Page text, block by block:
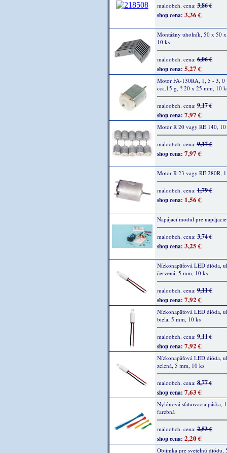
maloobch. cena:3,86 €
shop cena: 3,36 €
Montážny uholník, 50 x 50
10 ks
maloobch. cena:6,06 €
shop cena: 5,27 €
Motor FA-130RA, 1, 5 - 3, 0
cca.15 g, ? 20 x 25 mm, 10
maloobch. cena:9,17 €
shop cena: 7,97 €
Motor R 20 vagy RE 140, 10
maloobch. cena:9,17 €
shop cena: 7,97 €
Motor R 23 vagy RE 280R,
maloobch. cena:1,79 €
shop cena: 1,56 €
Napájací modul pre
maloobch. cena:3,74 €
shop cena: 3,25 €
Nízkonapäťová LED dióda,
červená, 5 mm, 10 ks
maloobch. cena:9,11 €
shop cena: 7,92 €
Nízkonapäťová LED dióda,
biela, 5 mm, 10 ks
maloobch. cena:9,11 €
shop cena: 7,92 €
Nízkonapäťová LED dióda,
zelená, 5 mm, 10 ks
maloobch. cena:8,77 €
shop cena: 7,63 €
Nylónová sťahovacia páska,
farebná
maloobch. cena:2,53 €
shop cena: 2,20 €
Objímka pre svetelnú diódu,